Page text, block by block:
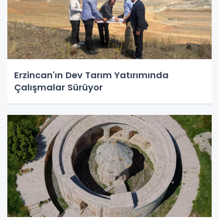
Erzincan'ın Dev Tarım Yatırımında
Çalışmalar Sürüyor